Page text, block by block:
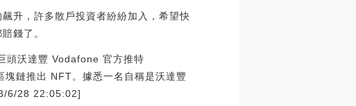
升，許多散戶投資者紛紛加入，希望快
錢了。
頭沃達豐 Vodafone 官方推特
鏈推出 NFT。據悉一名自稱是沃達豐
6/28 22:05:02]